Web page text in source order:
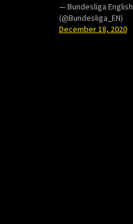
— Bundesliga English
(@Bundesliga_EN)
December 18, 2020